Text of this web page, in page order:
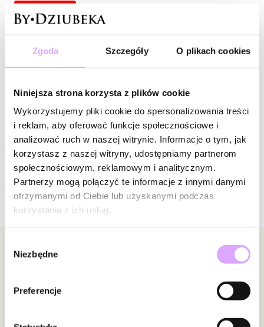
Zgoda Szczegóły O plikach cookies
Niniejsza strona korzysta z plików cookie
Wykorzystujemy pliki cookie do spersonalizowania treści
i reklam, aby oferować funkcje społecznościowe i
analizować ruch w naszej witrynie. Informacje o tym, jak
korzystasz z naszej witryny, udostępniamy partnerom
społecznościowym, reklamowym i analitycznym.
Partnerzy mogą połączyć te informacje z innymi danymi
otrzymanymi od Ciebie lub uzyskanymi podczas
korzystania z ich usług.
zgody
Niezbędne
Preferencje
103,00 zł
Wysyłka do 2 dni roboczych
Opis produktu
Surowiec: stal szlachetna.
Kolor surowca: srebrny.
Wielkość pereł: 1,00 cm
Perły hodowlane.
Długość naszyjnika: 33 cm + 10 cm łańcuszek wydłużający.
Zobacz inne produkty z kolekcji Steel and Shine
Opinie
Bądź pierwszą osobą, która podzieli się opinią o tym
Powiadomienie
Newsletter